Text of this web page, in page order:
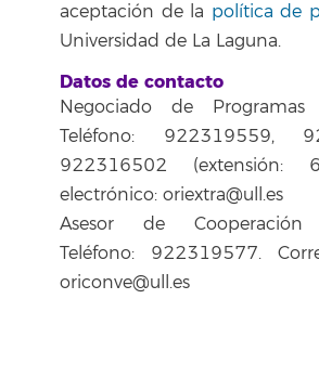
aceptación de la política de
Universidad de La Laguna.
Datos de contacto
Negociado de Programas
Teléfono: 922319559,
922316502 (extensión:
electrónico: oriextra@ull.es
Asesor de Cooperación
Teléfono: 922319577.
oriconve@ull.es